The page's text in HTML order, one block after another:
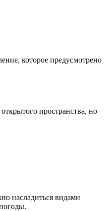
которое предусмотрено
пространства, но
насладиться видами